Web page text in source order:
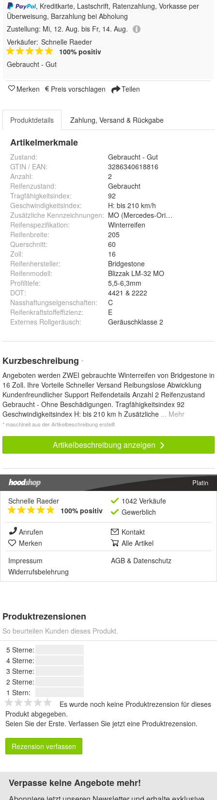
, Kreditkarte, Lastschrift, Ratenzahlung, Vorkasse per
Überweisung, Barzahlung bei Abholung
Zustellung: Mi, 12. Aug. bis Fr, 14. Aug.
Verkäufer: Schnelle Raeder
100% positiv
Gebraucht - Gut
Merken Preis vorschlagen Teilen
Produktdetails Zahlung, Versand & Rückgabe
Artikelmerkmale
Zustand:
Gebraucht - Gut
GTIN / EAN:
3286340618816
Anzahl:
2
Reifenzustand:
Gebraucht
Tragfähigkeitsindex:
92
Geschwindigkeitsindex:
H: bis 210 km/h
Zusätzliche Kennzeichnungen: MO (Mercedes-Original)
Reifenspezifikation:
Winterreifen
Reifenbreite:
205
Querschnitt:
60
Zoll:
16
Reifenhersteller:
Bridgestone
Reifenmodell:
Blizzak LM-32 MO
Profiltiefe:
5,5-6,3mm
DOT:
4421 & 2222
Nasshaftungseigenschaften:
C
Reifenkraftstoffeffizienz:
E
Externes Rollgeräusch: Geräuschklasse 2
Kurzbeschreibung *
Angeboten werden ZWEI gebrauchte Winterreifen von Bridgestone in
16 Zoll. Ihre Vorteile Schneller Versand Reibungslose Abwicklung
Kundenfreundlicher Support Reifendetails Anzahl 2 Reifenzustand
Gebraucht - Ohne Beschädigungen. Tragfähigkeitsindex 92
Geschwindigkeitsindex H: bis 210 km h Zusätzliche ... Mehr
* maschinell aus der Artikelbeschreibung erstellt
Artikelbeschreibung anzeigen
Platin
Schnelle Raeder
100% positiv
1042 Verkäufe
Gewerblich
Anrufen
Kontakt
Merken
Alle Artikel
Impressum
AGB & Datenschutz
Widerrufsbelehrung
Produktrezensionen
So beurteilen Kunden dieses Produkt.
5 Sterne:
4 Sterne:
3 Sterne:
2 Sterne:
1 Stern:
Es wurde noch keine Produktrezension für dieses
Produkt abgegeben.
Seien Sie der Erste. Verfassen Sie jetzt eine Produktrezension.
Rezension verfassen
Verpasse keine Angebote mehr!